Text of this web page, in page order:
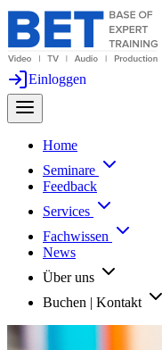
Einloggen
Home
Seminare
Feedback
Services
Fachwissen
News
Über uns
Buchen | Kontakt